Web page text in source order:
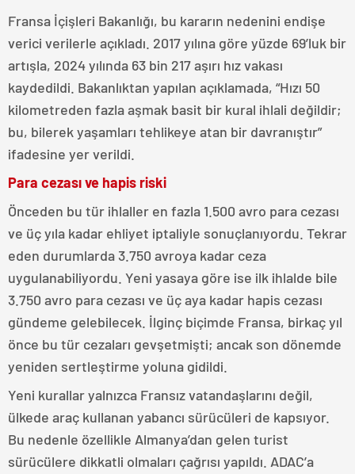
Fransa İçişleri Bakanlığı, bu kararın nedenini endişe
verici verilerle açıkladı. 2017 yılına göre yüzde 69’luk bir
artışla, 2024 yılında 63 bin 217 aşırı hız vakası
kaydedildi. Bakanlıktan yapılan açıklamada, “Hızı 50
kilometreden fazla aşmak basit bir kural ihlali değildir;
bu, bilerek yaşamları tehlikeye atan bir davranıştır”
ifadesine yer verildi.
Para cezası ve hapis riski
Önceden bu tür ihlaller en fazla 1.500 avro para cezası
ve üç yıla kadar ehliyet iptaliyle sonuçlanıyordu. Tekrar
eden durumlarda 3.750 avroya kadar ceza
uygulanabiliyordu. Yeni yasaya göre ise ilk ihlalde bile
3.750 avro para cezası ve üç aya kadar hapis cezası
gündeme gelebilecek. İlginç biçimde Fransa, birkaç yıl
önce bu tür cezaları gevşetmişti; ancak son dönemde
yeniden sertleştirme yoluna gidildi.
Yeni kurallar yalnızca Fransız vatandaşlarını değil,
ülkede araç kullanan yabancı sürücüleri de kapsıyor.
Bu nedenle özellikle Almanya’dan gelen turist
sürücülere dikkatli olmaları çağrısı yapıldı. ADAC’a